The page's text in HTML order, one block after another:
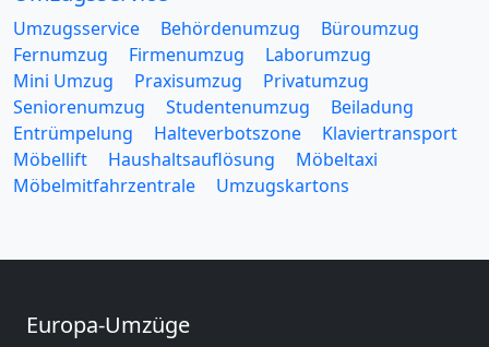
Umzugsservice Behördenumzug
Büroumzug
Fernumzug
Firmenumzug
Laborumzug
Mini Umzug
Praxisumzug
Privatumzug
Seniorenumzug
Studentenumzug
Beiladung
Entrümpelung
Halteverbotszone
Klaviertransport
Möbellift
Haushaltsauflösung
Möbeltaxi
Möbelmitfahrzentrale
Umzugskartons
Europa-Umzüge